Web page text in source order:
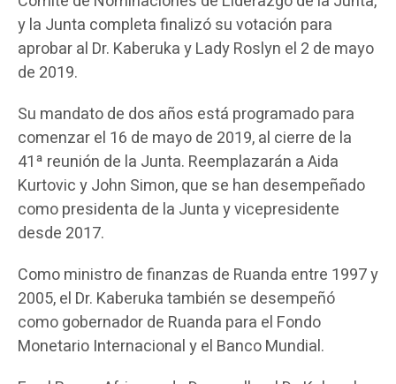
y la Junta completa finalizó su votación para
aprobar al Dr. Kaberuka y Lady Roslyn el 2 de mayo
de 2019.
Su mandato de dos años está programado para
comenzar el 16 de mayo de 2019, al cierre de la
41ª reunión de la Junta. Reemplazarán a Aida
Kurtovic y John Simon, que se han desempeñado
como presidenta de la Junta y vicepresidente
desde 2017.
Como ministro de finanzas de Ruanda entre 1997 y
2005, el Dr. Kaberuka también se desempeñó
como gobernador de Ruanda para el Fondo
Monetario Internacional y el Banco Mundial.